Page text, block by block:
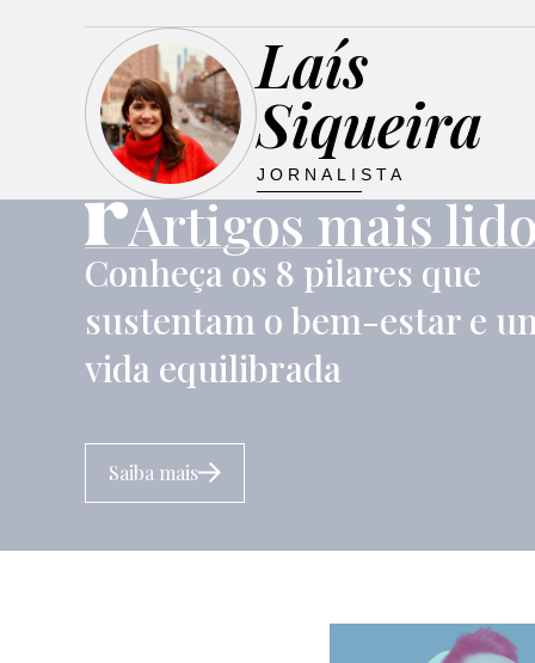
Laís
Siqueira
JORNALISTA
Artigos mais
Conheça os 8 pilares que
sustentam o bem-estar e
vida equilibrada
Saiba mais